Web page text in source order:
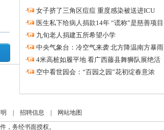
·
女子挤了三角区痘痘 重度感染被送进ICU
·
医生私下给病人捐款14年 “谎称”是慈善项目
·
九旬老人捐建五所希望小学
·
中央气象台：冷空气来袭 北方降温南方暴雨
·
4米高桩如履平地 看广西藤县舞狮队展绝活
·
空中看世园会：“百园之园”花初绽春意浓
招聘信息
网站地图
，务经书面授权。